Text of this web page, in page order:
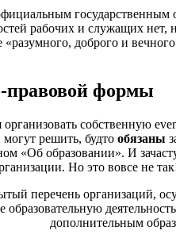
государственным
рабочих и служащих нет,
«разумного, доброго и
правовой формы
собственную
решить, будто обязаны
«Об образовании». И
Но это вовсе не
перечень организаций,
дополнительным